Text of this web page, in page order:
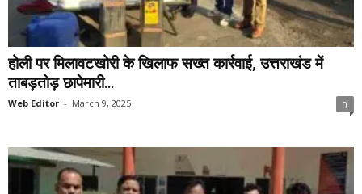
होली पर मिलावटखोरी के खिलाफ सख्त कार्रवाई, उत्तराखंड में
ताबड़तोड़ छापेमारी...
Web Editor - March 9, 2025 0